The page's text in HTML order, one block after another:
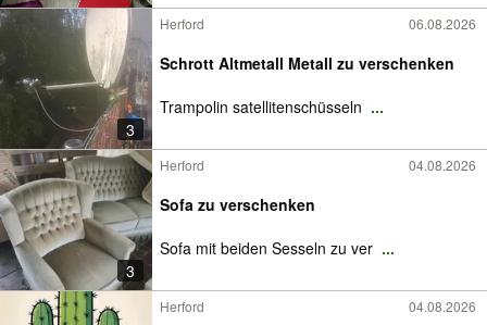
3
Herford 06.08.2026
Schrott Altmetall Metall zu verschenken
Trampolin satellitenschüsseln ...
3
Herford 04.08.2026
Sofa zu verschenken
Sofa mit beiden Sesseln zu ver ...
Herford 04.08.2026